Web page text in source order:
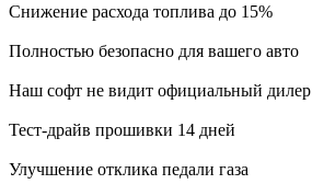
Снижение расхода топлива до 15%
Полностью безопасно для вашего авто
Наш софт не видит официальный дилер
Тест-драйв прошивки 14 дней
Улучшение отклика педали газа